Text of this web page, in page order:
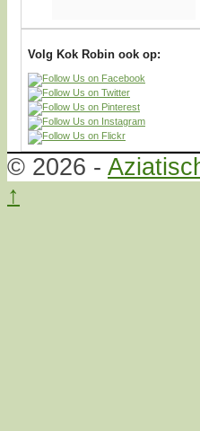
Volg Kok Robin ook op:
© 2026 -
↑